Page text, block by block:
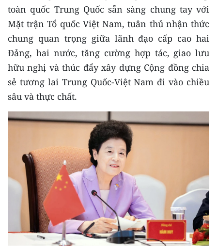
toàn quốc Trung Quốc sẵn sàng chung tay với
Mặt trận Tổ quốc Việt Nam, tuân thủ nhận thức
chung quan trọng giữa lãnh đạo cấp cao hai
Đảng, hai nước, tăng cường hợp tác, giao lưu
hữu nghị và thúc đẩy xây dựng Cộng đồng chia
sẻ tương lai Trung Quốc-Việt Nam đi vào chiều
sâu và thực chất.